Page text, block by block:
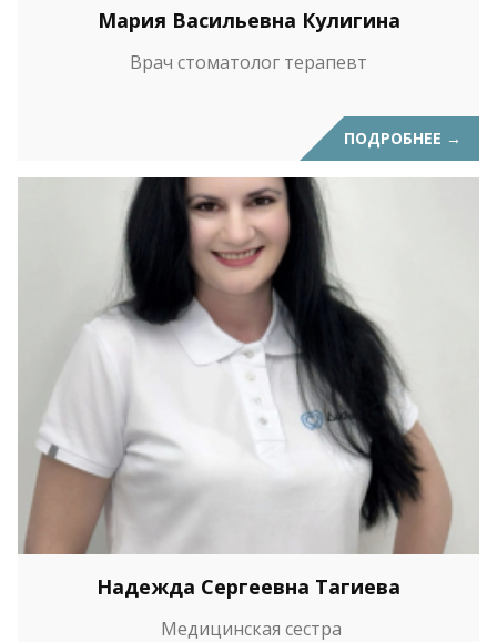
Мария Васильевна Кулигина
Врач стоматолог терапевт
ПОДРОБНЕЕ →
Надежда Сергеевна Тагиева
Медицинская сестра